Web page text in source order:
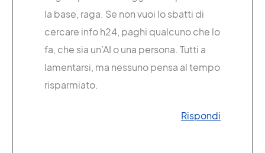
la base, raga. Se non vuoi lo sbatti di
cercare info h24, paghi qualcuno che lo
fa, che sia un’AI o una persona. Tutti a
lamentarsi, ma nessuno pensa al tempo
risparmiato.
Rispondi